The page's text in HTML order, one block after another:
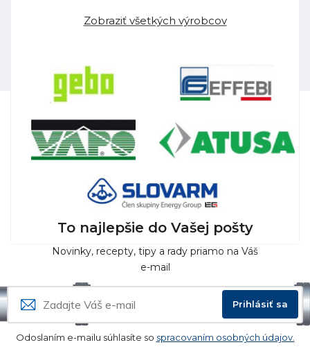
Zobraziť všetkých výrobcov
To najlepšie do Vašej pošty
Novinky, recepty, tipy a rady priamo na Váš
e-mail
Prihlásiť sa
Odoslaním e-mailu súhlasíte so spracovaním osobných údajov.